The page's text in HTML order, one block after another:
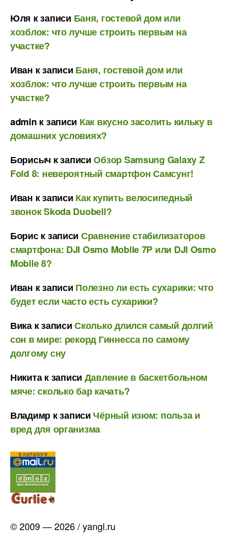
Юля к записи Баня, гостевой дом или
хозблок: что лучше строить первым на
участке?
Иван к записи Баня, гостевой дом или
хозблок: что лучше строить первым на
участке?
admin к записи Как вкусно засолить кильку в
домашних условиях?
Борисыч к записиОбзор Samsung Galaxy Z
Fold 8: невероятный смартфон Самсунг!
Иван к записи Как купить велосипедный
звонок Skoda Duobell?
Бориск записи Сравнение стабилизаторов
смартфона: DJI Osmo Mobile 7P или DJI Osmo
Mobile 8?
Иван к записи Полезно ли есть сухарики: что
будет если часто есть сухарики?
Викак записиСколько длился самый долгий
сон в мире: рекорд Гиннесса по самому
долгому сну
Никитак записи Давление в баскетбольном
мяче: сколько бар качать?
Владимр к записи Чёрный изюм: польза и
вред для организма
© 2009 — 2026 / yangl.ru